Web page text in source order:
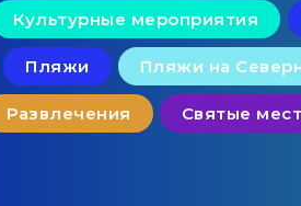
Культурные мероприятия
Пляжи Пляжи на
Развлечения Святые